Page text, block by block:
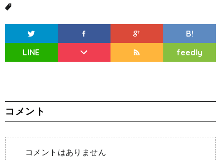
B!
LINE
feedly
コメント
コメントはありません